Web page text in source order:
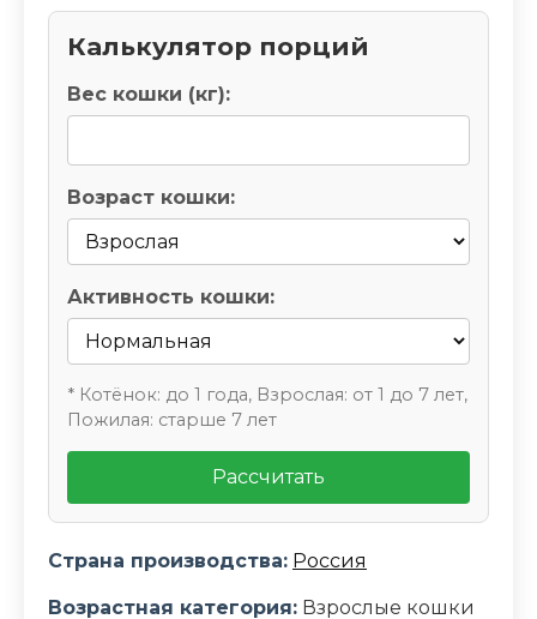
Калькулятор порций
Вес кошки (кг):
Возраст кошки:
Активность кошки:
* Котёнок: до 1 года, Взрослая: от 1 до 7 лет,
Пожилая: старше 7 лет
Рассчитать
Страна производства: Россия
Возрастная категория: Взрослые кошки